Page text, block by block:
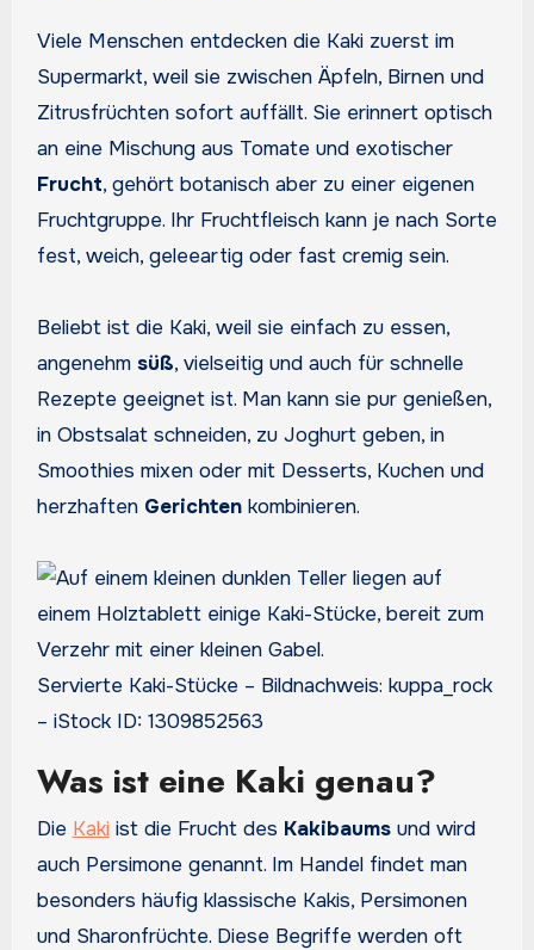
Viele Menschen entdecken die Kaki zuerst im
Supermarkt, weil sie zwischen Äpfeln, Birnen und
Zitrusfrüchten sofort auffällt. Sie erinnert optisch
an eine Mischung aus Tomate und exotischer
Frucht, gehört botanisch aber zu einer eigenen
Fruchtgruppe. Ihr Fruchtfleisch kann je nach Sorte
fest, weich, geleeartig oder fast cremig sein.
Beliebt ist die Kaki, weil sie einfach zu essen,
angenehm süß, vielseitig und auch für schnelle
Rezepte geeignet ist. Man kann sie pur genießen,
in Obstsalat schneiden, zu Joghurt geben, in
Smoothies mixen oder mit Desserts, Kuchen und
herzhaften Gerichtenkombinieren.
Servierte Kaki-Stücke – Bildnachweis: kuppa_rock
– iStock ID: 1309852563
Was ist eine Kaki genau?
Die Kaki ist die Frucht des Kakibaumsund wird
auch Persimone genannt. Im Handel findet man
besonders häufig klassische Kakis, Persimonen
und Sharonfrüchte. Diese Begriffe werden oft